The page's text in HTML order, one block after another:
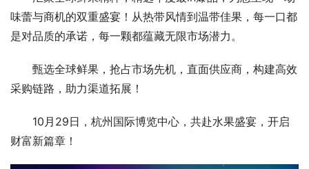
味蕾与商机的双重盛宴！从热带风情到温带佳果，每一口都
是对品质的承诺，每一颗都蕴藏无限市场潜力。
甄选全球鲜果，抢占市场先机，直面供应商，构建高效
采购链路，助力渠道拓展！
10月29日，杭州国际博览中心，共赴水果盛宴，开启
财富新篇章！